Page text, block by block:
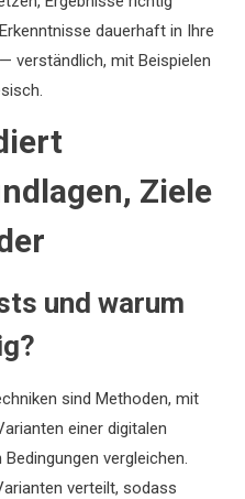
dauerhaft in Ihre
verständlich, mit Beispielen
Ziele
und warum
sind Methoden, mit
einer digitalen
vergleichen.
verteilt, sodass